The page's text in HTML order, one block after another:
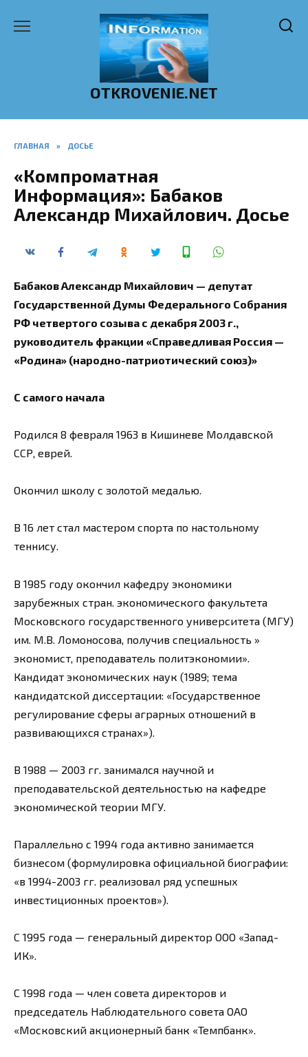
OTKROVENIE.NET
ГЛАВНАЯ » ДОСЬЕ
«Компроматная
Информация»: Бабаков
Александр Михайлович. Досье
Бабаков Александр Михайлович — депутат
Государственной Думы Федерального Собрания
РФ четвертого созыва с декабря 2003 г.,
руководитель фракции «Справедливая Россия —
«Родина» (народно-патриотический союз)»
С самого начала
Родился 8 февраля 1963 в Кишиневе Молдавской
ССР, еврей.
Окончил школу с золотой медалью.
В 16 лет стал мастером спорта по настольному
теннису.
В 1985 году окончил кафедру экономики
зарубежных стран. экономического факультета
Московского государственного университета (МГУ)
им. М.В. Ломоносова, получив специальность »
экономист, преподаватель политэкономии».
Кандидат экономических наук (1989; тема
кандидатской диссертации: «Государственное
регулирование сферы аграрных отношений в
развивающихся странах»).
В 1988 — 2003 гг. занимался научной и
преподавательской деятельностью на кафедре
экономической теории МГУ.
Параллельно с 1994 года активно занимается
бизнесом (формулировка официальной биографии:
«в 1994-2003 гг. реализовал ряд успешных
инвестиционных проектов»).
С 1995 года — генеральный директор ООО «Запад-
ИК».
С 1998 года — член совета директоров и
председатель Наблюдательного совета ОАО
«Московский акционерный банк «Темпбанк».